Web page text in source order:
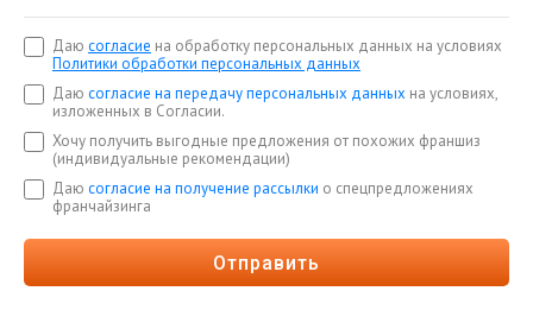
Даю согласие на обработку персональных данных на условиях
Политики обработки персональных данных
Даю согласие на передачу персональных данных на условиях,
изложенных в Согласии.
Хочу получить выгодные предложения от похожих франшиз
(индивидуальные рекомендации)
Даю согласие на получение рассылки о спецпредложениях
франчайзинга
Отправить